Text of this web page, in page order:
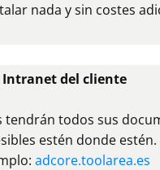
nada y sin costes
Intranet del cliente
tendrán todos sus
estén donde estén.
adcore.toolarea.es